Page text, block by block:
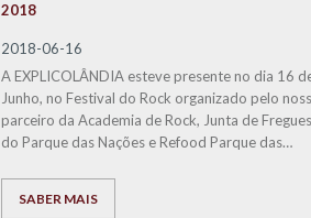
2018
2018-06-16
A EXPLICOLÂNDIA esteve presente no dia 16
Junho, no Festival do Rock organizado pelo
parceiro da Academia de Rock, Junta de
do Parque das Nações e Refood Parque das
SABER MAIS